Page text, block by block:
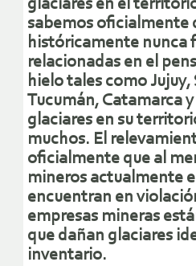
glaciares en el
sabemos oficialmente
históricamente nunca
relacionadas en el
hielo tales como Jujuy,
Tucumán, Catamarca
glaciares en su
muchos. El
oficialmente que al
mineros actualmente
encuentran en
empresas mineras
que dañan glaciares
inventario.